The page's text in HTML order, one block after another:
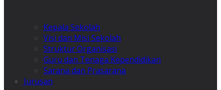
Kepala Sekolah
Visi dan Misi Sekolah
Struktur Organisasi
Guru dan Tenaga Kependidikan
Sarana dan Prasarana
Jurusan